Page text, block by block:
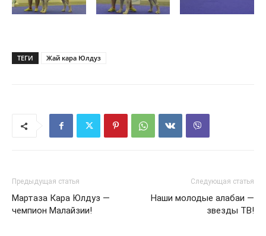
ТЕГИ Жай кара Юлдуз
Предыдущая статья
Мартаза Кара Юлдуз —
чемпион Малайзии!
Следующая статья
Наши молодые алабаи —
звезды ТВ!